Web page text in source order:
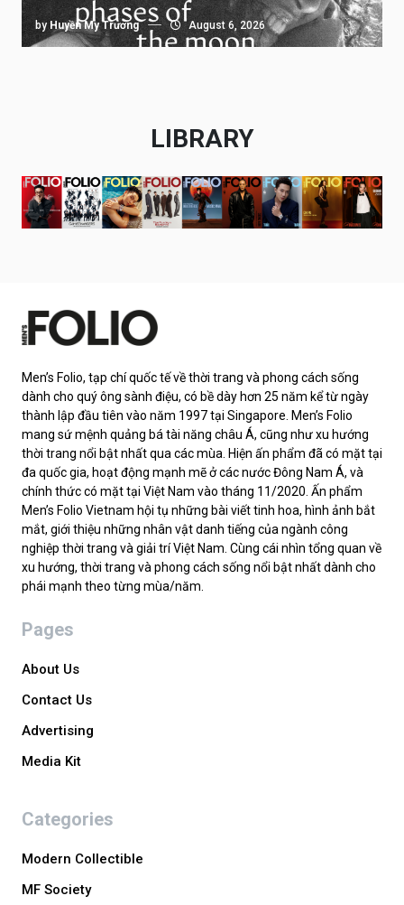
by Huyền My Trương August 6, 2026
LIBRARY
Men’s Folio, tạp chí quốc tế về thời trang và phong cách sống
dành cho quý ông sành điệu, có bề dày hơn 25 năm kể từ ngày
thành lập đầu tiên vào năm 1997 tại Singapore. Men’s Folio
mang sứ mệnh quảng bá tài năng châu Á, cũng như xu hướng
thời trang nổi bật nhất qua các mùa. Hiện ấn phẩm đã có mặt tại
đa quốc gia, hoạt động mạnh mẽ ở các nước Đông Nam Á, và
chính thức có mặt tại Việt Nam vào tháng 11/2020. Ấn phẩm
Men’s Folio Vietnam hội tụ những bài viết tinh hoa, hình ảnh bắt
mắt, giới thiệu những nhân vật danh tiếng của ngành công
nghiệp thời trang và giải trí Việt Nam. Cùng cái nhìn tổng quan về
xu hướng, thời trang và phong cách sống nổi bật nhất dành cho
phái mạnh theo từng mùa/năm.
Pages
About Us
Contact Us
Advertising
Media Kit
Categories
Modern Collectible
MF Society